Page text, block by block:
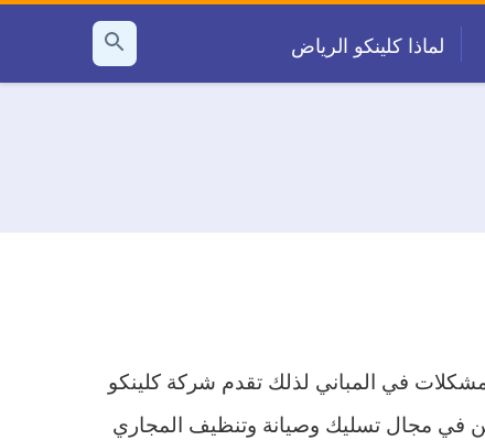
لماذا كلينكو الرياض
بحث
عن
في المباني لذلك تقدم شركة كلينكو
في مجال تسليك وصيانة وتنظيف المجاري